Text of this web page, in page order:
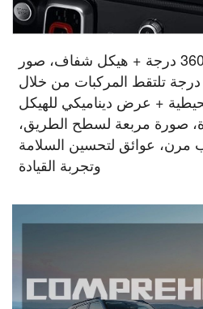
صورة بانورامية 360 درجة + هيكل شفاف، صور
360 درجة تلتقط المركبات من خلال
+ عرض ديناميكي للهيكل
صورة مربعة لسطح الطريق،
مرن، عوائق لتحسين السلامة
وتجربة القيادة